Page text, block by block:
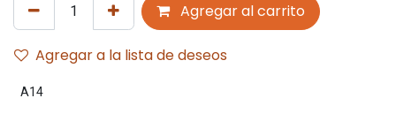
Agregar al carrito
Agregar a la lista de deseos
A14